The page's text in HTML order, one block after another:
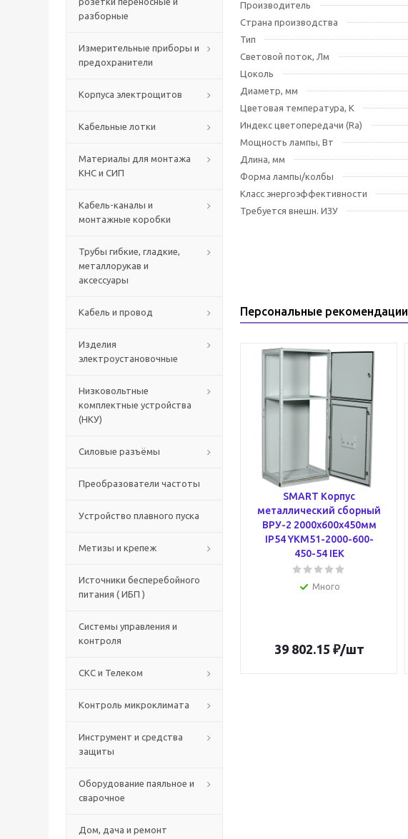
разборные
Измерительные приборы и
предохранители
Корпуса электрощитов
Кабельные лотки
Материалы для монтажа
КНС и СИП
Кабель-каналы и
монтажные коробки
Трубы гибкие, гладкие,
металлорукав и
аксессуары
Кабель и провод
Изделия
электроустановочные
Низковольтные
комплектные устройства
(НКУ)
Силовые разъёмы
Преобразователи частоты
Устройство плавного пуска
Метизы и крепеж
Источники бесперебойного
питания ( ИБП )
Системы управления и
контроля
СКС и Телеком
Контроль микроклимата
Инструмент и средства
защиты
Оборудование паяльное и
сварочное
Дом, дача и ремонт
Производитель
Страна производства
Тип
Световой поток, Лм
Цоколь
Диаметр, мм
Цветовая температура, К
Индекс цветопередачи (Ra)
Мощность лампы, Вт
Длина, мм
Форма лампы/колбы
Класс энергоэффективности
Требуется внешн. ИЗУ
Персональные рекомендации
SMART Корпус
металлический сборный
ВРУ-2 2000х600х450мм
IP54 YKM51-2000-600-
450-54 IEK
Много
39 802.15 ₽/шт